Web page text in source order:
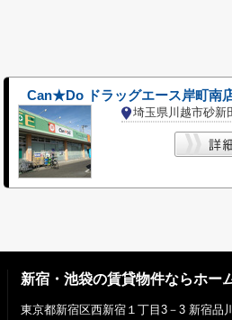
Can★Do ドラッグエース岸町南
埼玉県川越市砂新
新宿・池袋の賃貸物件ならホー
東京都新宿区西新宿１丁目3－3 新宿品